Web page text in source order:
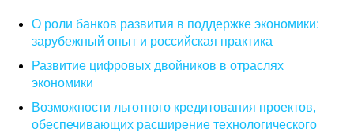
Российская Система Климатического
Мониторинга
Центр «Климатическая политика и
экономика России»
Образование и карьера
О роли банков развития в поддержке экономики:
зарубежный опыт и российская практика
Развитие цифровых двойников в отраслях
экономики
Возможности льготного кредитования проектов,
обеспечивающих расширение технологического